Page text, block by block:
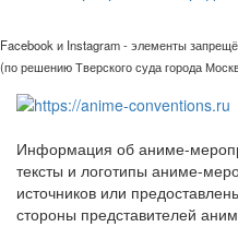
Facebook и Instagram - элементы
(по решению Тверского суда города
Информация об аниме-
тексты и логотипы аниме-
источников или
стороны представителей